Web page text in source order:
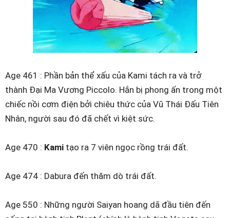
Age 461 : Phần bản thể xấu của Kami tách ra và trở
thành Đại Ma Vương Piccolo. Hắn bị phong ấn trong một
chiếc nồi cơm điện bởi chiêu thức của Vũ Thái Đấu Tiên
Nhân, người sau đó đã chết vì kiệt sức.
Age 470 : Kami tạo ra 7 viên ngọc rồng trái đất.
Age 474 : Dabura đến thăm dò trái đất.
Age 550 : Những người Saiyan hoang dã đầu tiên đến